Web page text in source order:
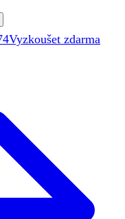
Vyzkoušet zdarma